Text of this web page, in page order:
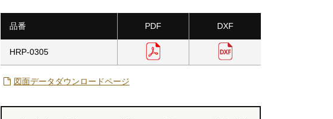
品番 PDF DXF
HRP-0305
図面データダウンロードページ